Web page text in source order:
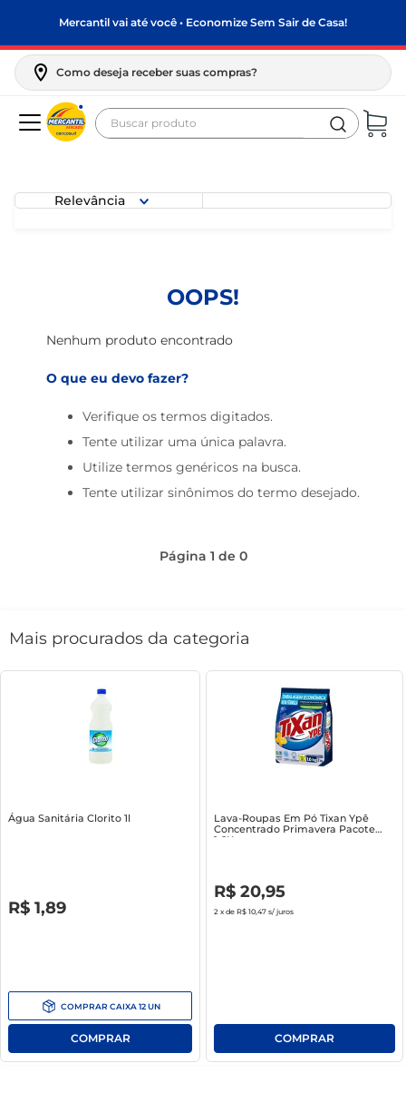
Mercantil vai até você • Economize Sem Sair de Casa!
Como deseja receber suas compras?
Buscar produto
Relevância
OOPS!
Nenhum produto encontrado
O que eu devo fazer?
Verifique os termos digitados.
Tente utilizar uma única palavra.
Utilize termos genéricos na busca.
Tente utilizar sinônimos do termo desejado.
Página 1 de 0
Mais procurados da categoria
Água Sanitária Clorito 1l
R$ 1,89
COMPRAR CAIXA 12 UN
Lava-Roupas Em Pó Tixan Ypê
Concentrado Primavera Pacote
1.6Kg
R$ 20,95
2 x de R$ 10,47 s/ juros
Termos mais buscados
frango
feijão
macarrão